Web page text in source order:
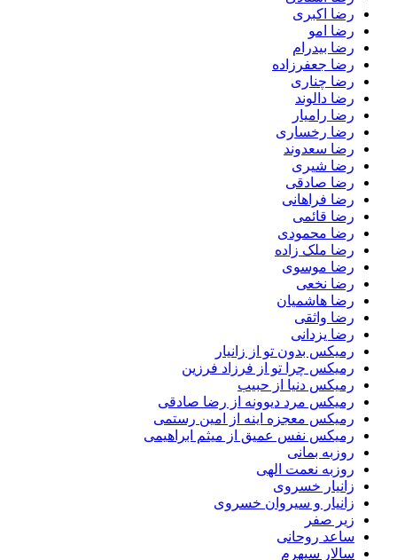
رضا اکبری
رضا امو
رضا بیدرام
رضا جعفرزاده
رضا چناری
رضا دالوند
رضا رامیار
رضا رخساری
رضا سعدوند
رضا شیری
رضا صادقی
رضا فراهانی
رضا قائمی
رضا محمودی
رضا ملک زاده
رضا موسوی
رضا نخعی
رضا هاشمیان
رضا واثقی
رضا یزدانی
رمیکس بدون تو از زانیار
رمیکس چرا تو از فرزاد فرزین
رمیکس دنیا از حبیب
رمیکس مرد دیوونه از رضا صادقی
رمیکس معجزه اینه از امین رستمی
رمیکس نفس عمیق از میثم ابراهیمی
روزبه بمانی
روزبه نعمت الهی
زانیار خسروی
زانیار و سیروان خسروی
زیر صفر
ساعد روحانی
سالار سپهرم